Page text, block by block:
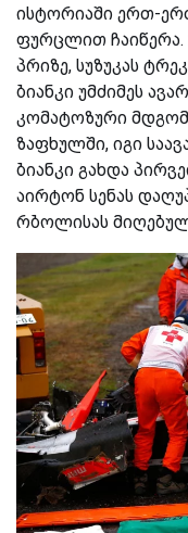
ისტორიაში ერთ-
ფურცლით ჩაიწერა.
პრიზე, სუზუკას
ბიანკი უმძიმეს
კომატოზური
ზაფხულში, იგი
ბიანკი გახდა
აირტონ სენას
რბოლისას